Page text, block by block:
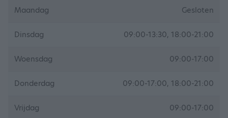
Maandag Gesloten
Dinsdag 09:00-13:30, 18:00-21:00
Woensdag 09:00-17:00
Donderdag 09:00-17:00, 18:00-21:00
Vrijdag 09:00-17:00